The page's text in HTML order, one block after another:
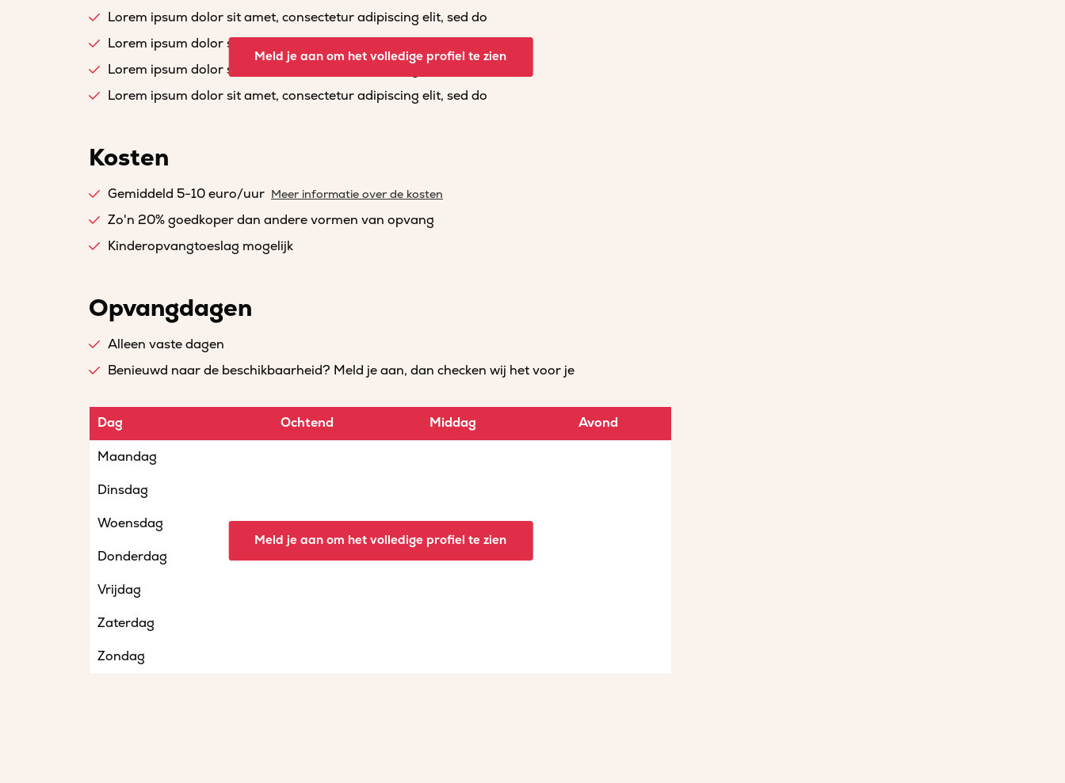
Lorem ipsum dolor sit amet, consectetur adipiscing elit, sed do
Lorem ipsum dolor sit amet, consectetur adipiscing elit, sed do
Lorem ipsum dolor sit amet, consectetur adipiscing elit, sed do
Lorem ipsum dolor sit amet, consectetur adipiscing elit, sed do
Meld je aan om het volledige profiel te zien
Kosten
Gemiddeld 5-10 euro/uur Meer informatie over de kosten
Zo'n 20% goedkoper dan andere vormen van opvang
Kinderopvangtoeslag mogelijk
Opvangdagen
Alleen vaste dagen
Benieuwd naar de beschikbaarheid? Meld je aan, dan checken wij het voor je
Dag Ochtend Middag Avond
Maandag
Dinsdag
Woensdag
Donderdag
Vrijdag
Zaterdag
Zondag
Meld je aan om het volledige profiel te zien